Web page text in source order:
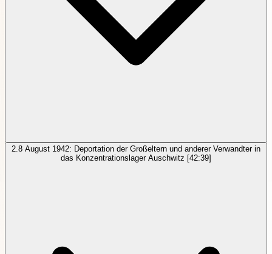
2.8 August 1942: Deportation der Großeltern und anderer Verwandter in
das Konzentrationslager Auschwitz [42:39]